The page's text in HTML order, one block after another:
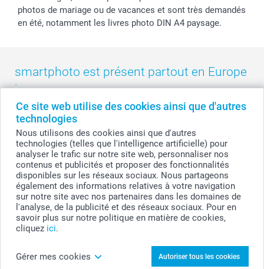
Ce site web utilise des cookies ainsi que d'autres
technologies
Nous utilisons des cookies ainsi que d'autres
technologies (telles que l'intelligence artificielle) pour
analyser le trafic sur notre site web, personnaliser nos
contenus et publicités et proposer des fonctionnalités
disponibles sur les réseaux sociaux. Nous partageons
également des informations relatives à votre navigation
sur notre site avec nos partenaires dans les domaines de
l'analyse, de la publicité et des réseaux sociaux. Pour en
savoir plus sur notre politique en matière de cookies,
cliquez ici.
Gérer mes cookies Autoriser tous les cookies
photos de mariage ou de vacances et sont très demandés
en été, notamment les livres photo DIN A4 paysage.
smartphoto est présent partout en Europe
:
België - Belgique - Danmark - Deutschland - France - Ireland
- Nederland - Norge
Switzerland - Suomi - Sverige - United Kingdom
Other Countries
Tous les prix sont en francs suisses (CHF), TVA incluse et hors frais de port.